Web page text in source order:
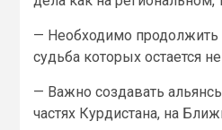
— Необходимо
судьба которых остается
— Важно создавать
частях Курдистана, на